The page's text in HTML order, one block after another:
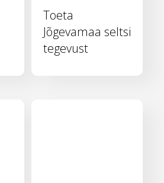
Toeta
Jõgevamaa seltsi
tegevust